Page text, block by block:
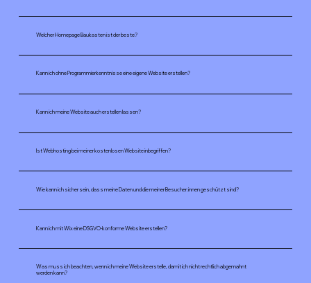
Welcher Homepage Baukasten ist der beste?
Kann ich ohne Programmierkenntnisse eine eigene Website erstellen?
Kann ich meine Website auch erstellen lassen?
Ist Webhosting bei meiner kostenlosen Website inbegriffen?
Wie kann ich sicher sein, dass meine Daten und die meiner Besucher:innen geschützt sind?
Kann ich mit Wix eine DSGVO-konforme Website erstellen?
Was muss ich beachten, wenn ich meine Website erstelle, damit ich nicht rechtlich abgemahnt
werden kann?